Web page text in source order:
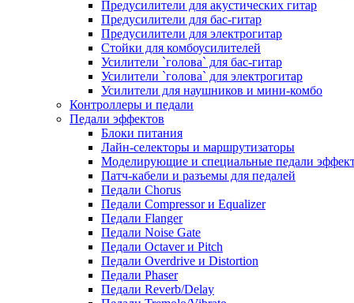
Предусилители для акустических гитар
Предусилители для бас-гитар
Предусилители для электрогитар
Стойки для комбоусилителей
Усилители `голова` для бас-гитар
Усилители `голова` для электрогитар
Усилители для наушников и мини-комбо
Контроллеры и педали
Педали эффектов
Блоки питания
Лайн-селекторы и маршрутизаторы
Моделирующие и специальные педали
Патч-кабели и разъемы для педалей
Педали Chorus
Педали Compressor и Equalizer
Педали Flanger
Педали Noise Gate
Педали Octaver и Pitch
Педали Overdrive и Distortion
Педали Phaser
Педали Reverb/Delay